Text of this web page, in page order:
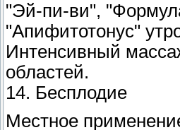
"Эй-пи-ви",
"Апифитотонус"
Интенсивный
областей.
14. Бесплодие
Местное